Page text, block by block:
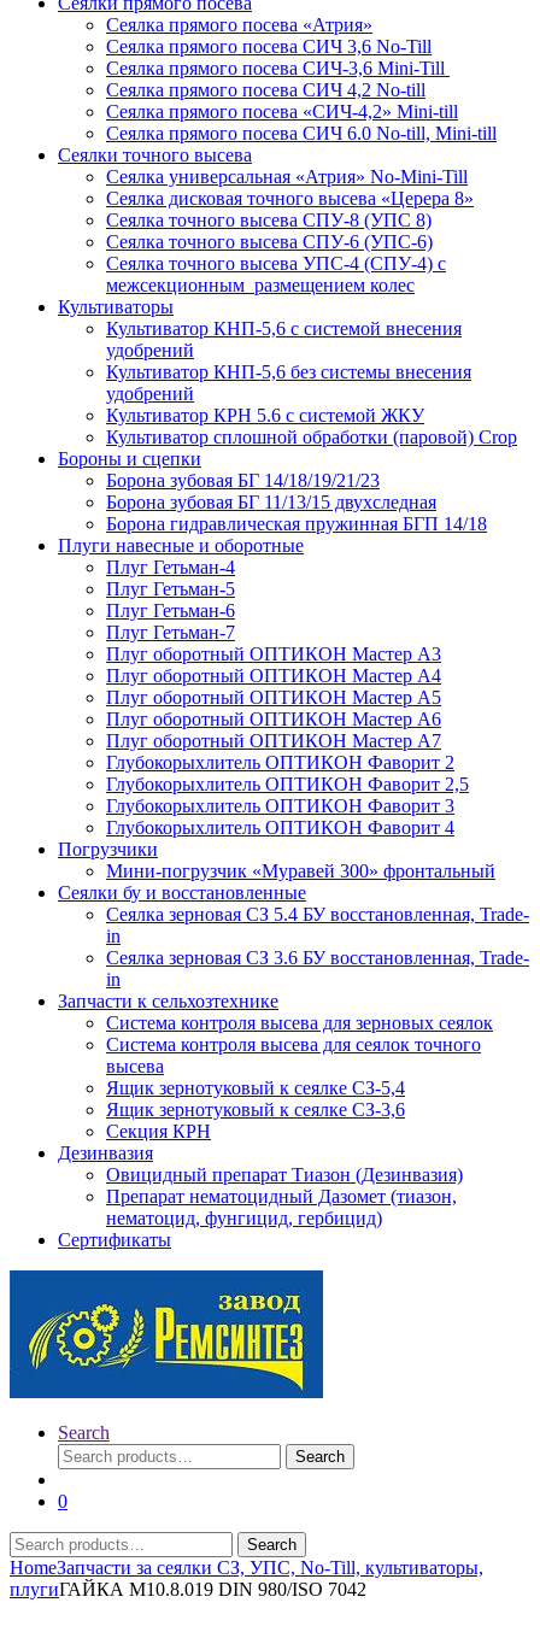
Сеялка прямого посева «Атрия»
Сеялка прямого посева СИЧ 3,6 No-Till
Сеялка прямого посева СИЧ-3,6 Mini-Till
Сеялка прямого посева СИЧ 4,2 No-till
Сеялка прямого посева «СИЧ-4,2» Mini-till
Сеялка прямого посева СИЧ 6.0 No-till, Mini-till
Сеялки точного высева
Сеялка универсальная «Атрия» No-Mini-Till
Сеялка дисковая точного высева «Церера 8»
Сеялка точного высева СПУ-8 (УПС 8)
Сеялка точного высева СПУ-6 (УПС-6)
Сеялка точного высева УПС-4 (СПУ-4) с
межсекционным размещением колес
Культиваторы
Культиватор КНП-5,6 с системой внесения
удобрений
Культиватор КНП-5,6 без системы внесения
удобрений
Культиватор КРН 5.6 с системой ЖКУ
Культиватор сплошной обработки (паровой) Crop
Бороны и сцепки
Борона зубовая БГ 14/18/19/21/23
Борона зубовая БГ 11/13/15 двухследная
Борона гидравлическая пружинная БГП 14/18
Плуги навесные и оборотные
Плуг Гетьман-4
Плуг Гетьман-5
Плуг Гетьман-6
Плуг Гетьман-7
Плуг оборотный ОПТИКОН Мастер А3
Плуг оборотный ОПТИКОН Мастер А4
Плуг оборотный ОПТИКОН Мастер А5
Плуг оборотный ОПТИКОН Мастер А6
Плуг оборотный ОПТИКОН Мастер А7
Глубокорыхлитель ОПТИКОН Фаворит 2
Глубокорыхлитель ОПТИКОН Фаворит 2,5
Глубокорыхлитель ОПТИКОН Фаворит 3
Глубокорыхлитель ОПТИКОН Фаворит 4
Погрузчики
Мини-погрузчик «Муравей 300» фронтальный
Сеялки бу и восстановленные
Сеялка зерновая СЗ 5.4 БУ восстановленная, Trade-
in
Сеялка зерновая СЗ 3.6 БУ восстановленная, Trade-
in
Запчасти к сельхозтехнике
Система контроля высева для зерновых сеялок
Система контроля высева для сеялок точного
высева
Ящик зернотуковый к сеялке СЗ-5,4
Ящик зернотуковый к сеялке СЗ-3,6
Секция КРН
Дезинвазия
Овицидный препарат Тиазон (Дезинвазия)
Препарат нематоцидный Дазомет (тиазон,
нематоцид, фунгицид, гербицид)
Сертификаты
Search
Search
for:
Search
0
Search
for:
Search
HomeЗапчасти за сеялки СЗ, УПС, No-Till, культиваторы,
плугиГАЙКА М10.8.019 DIN 980/ISO 7042